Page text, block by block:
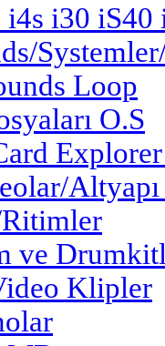
i30 iS40
Loop
O.S
ve
Klipler